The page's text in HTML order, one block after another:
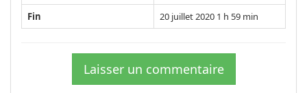
Fin
20 juillet 2020 1 h 59 min
Laisser un commentaire